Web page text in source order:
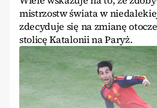
mistrzostw świata w
zdecyduje się na zmianę
stolicę Katalonii na Paryż.